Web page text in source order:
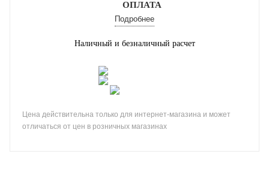
ОПЛАТА
Подробнее
Наличный и безналичный расчет
Цена действительна только для интернет-магазина и может
отличаться от цен в розничных магазинах